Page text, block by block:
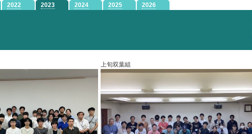
2022 2023 2024 2025 2026
上旬双葉組